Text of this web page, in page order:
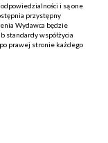
i są one
przystępny
Wydawca będzie
standardy współżycia
prawej stronie każdego